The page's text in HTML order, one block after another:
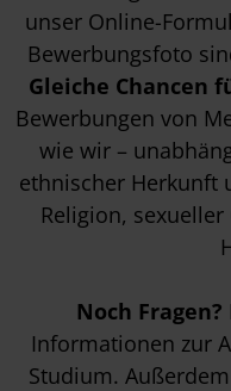
unser Online-
Bewerbungsfoto
Gleiche Chancen
Bewerbungen von
wie wir –
ethnischer Herkunft
Religion,
Noch Fragen?
Informationen zur
Studium.